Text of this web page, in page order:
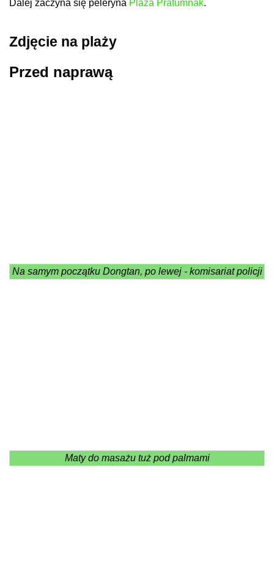
Dalej zaczyna się peleryna Plaża Pratumnak.
Zdjęcie na plaży
Przed naprawą
Na samym początku Dongtan, po lewej - komisariat policji
Maty do masażu tuż pod palmami